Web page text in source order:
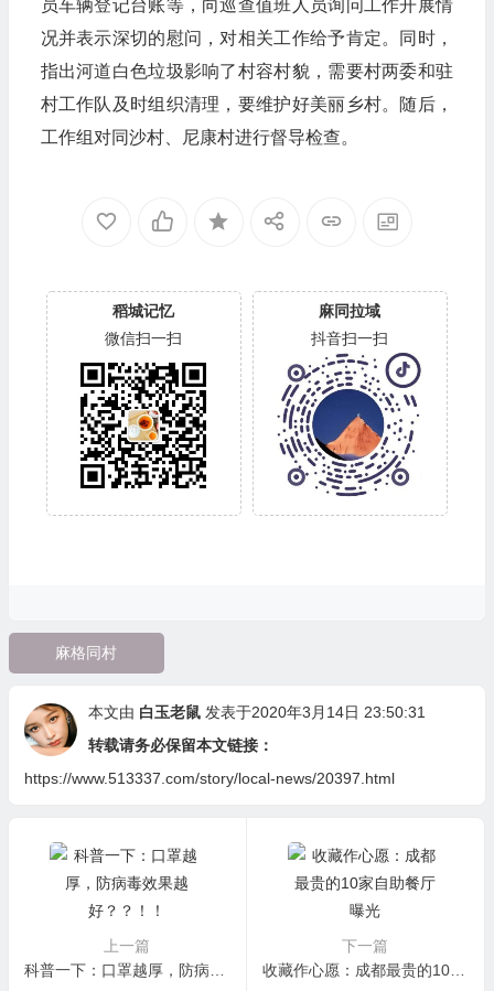
员车辆登记台账等，向巡查值班人员询问工作开展情
况并表示深切的慰问，对相关工作给予肯定。同时，
指出河道白色垃圾影响了村容村貌，需要村两委和驻
村工作队及时组织清理，要维护好美丽乡村。随后，
工作组对同沙村、尼康村进行督导检查。
稻城记忆
微信扫一扫
麻同拉域
抖音扫一扫
麻格同村
本文由 白玉老鼠 发表于2020年3月14日 23:50:31
转载请务必保留本文链接：
https://www.513337.com/story/local-news/20397.html
上一篇
下一篇
收藏作心愿：成都最贵的10家自助餐厅曝光